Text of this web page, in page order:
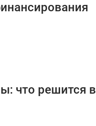
что решится в